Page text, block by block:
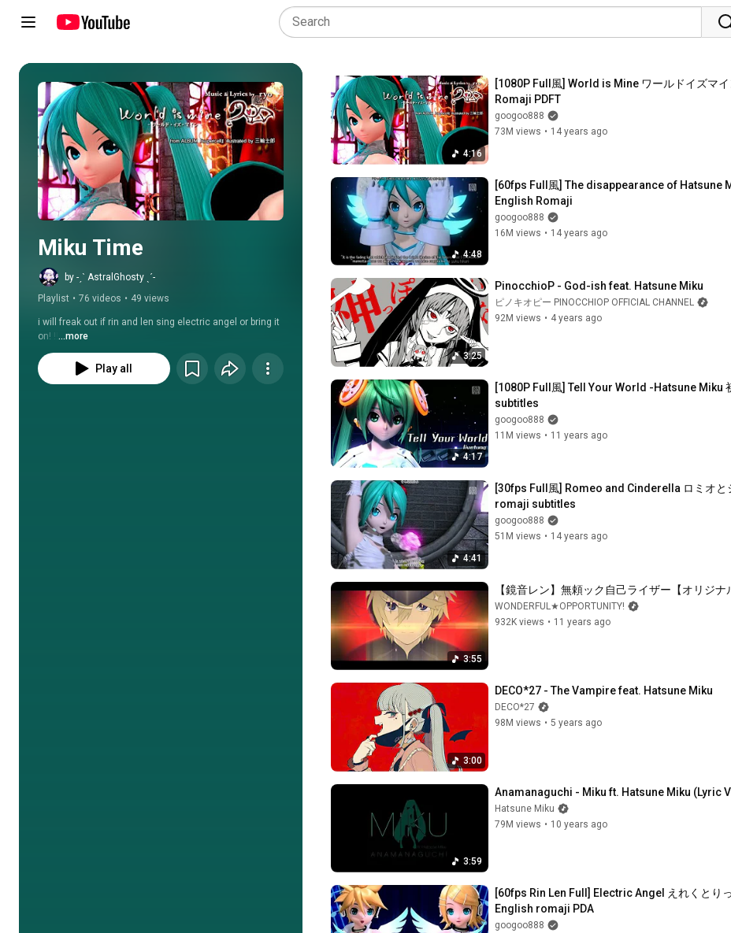
Play all
Miku Time
by -ˏˋ AstralGhosty ˎˊ-
Playlist • 76 videos • 49 views
i will freak out if rin and len sing electric angel or bring it
on! !! ...more
Play all
4:16
[1080P Full風] World is Mine ワールドイズマ
Romaji PDFT
googoo888
73M views • 14 years ago
4:48
[60fps Full風] The disappearance of Hatsune
English Romaji
googoo888
16M views • 14 years ago
3:25
PinocchioP - God-ish feat. Hatsune Miku
ピノキオピー PINOCCHIOP OFFICIAL CHANNEL
92M views • 4 years ago
4:17
[1080P Full風] Tell Your World -Hatsune
subtitles
googoo888
11M views • 11 years ago
4:41
[30fps Full風] Romeo and Cinderella ロミオ
romaji subtitles
googoo888
51M views • 14 years ago
3:55
【鏡音レン】無頼ック自己ライザー【オリ
WONDERFUL★OPPORTUNITY!
932K views • 11 years ago
3:00
DECO*27 - The Vampire feat. Hatsune Miku
DECO*27
98M views • 5 years ago
3:59
Anamanaguchi - Miku ft. Hatsune Miku (Lyric
Hatsune Miku
79M views • 10 years ago
[60fps Rin Len Full] Electric Angel えれくとり
English romaji PDA
googoo888